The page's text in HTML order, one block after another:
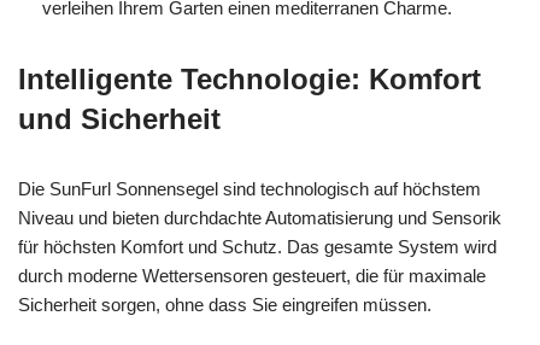
verleihen Ihrem Garten einen mediterranen Charme.
Intelligente Technologie: Komfort
und Sicherheit
Die SunFurl Sonnensegel sind technologisch auf höchstem
Niveau und bieten durchdachte Automatisierung und Sensorik
für höchsten Komfort und Schutz. Das gesamte System wird
durch moderne Wettersensoren gesteuert, die für maximale
Sicherheit sorgen, ohne dass Sie eingreifen müssen.